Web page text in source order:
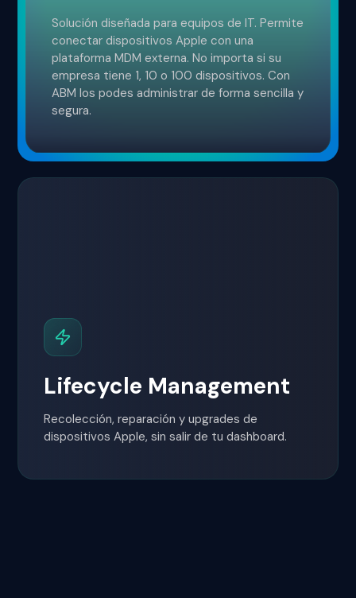
Solución diseñada para equipos de IT. Permite
conectar dispositivos Apple con una
plataforma MDM externa. No importa si su
empresa tiene 1, 10 o 100 dispositivos. Con
ABM los podes administrar de forma sencilla y
segura.
Lifecycle Management
Recolección, reparación y upgrades de
dispositivos Apple, sin salir de tu dashboard.